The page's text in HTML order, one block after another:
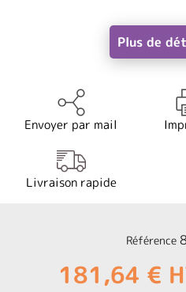
Plus de
Envoyer par mail
Livraison rapide
Référence
181,64 €